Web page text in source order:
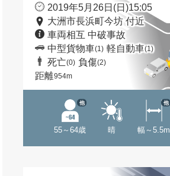
2019年5月26日(日)15:05
大洲市長浜町今坊 付近
車両相互 中破事故
中型貨物車(1) 軽自動車(1)
死亡(0) 負傷(2)
距離954m
55～64歳
他
晴 幅～5.5m
他